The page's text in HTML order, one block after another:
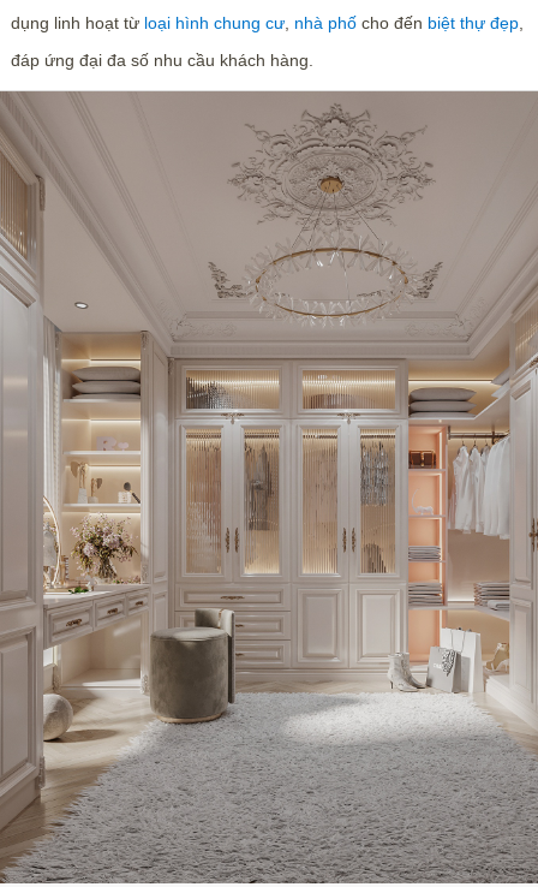
dụng linh hoạt từ loại hình chung cư, nhà phốcho đến biệt thự đẹp,
đáp ứng đại đa số nhu cầu khách hàng.